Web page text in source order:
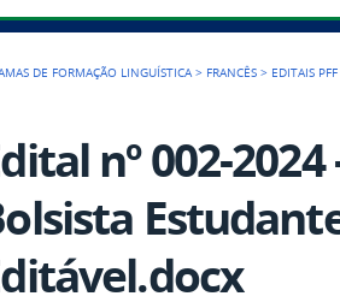
DE FORMAÇÃO LINGUÍSTICA > FRANCÊS > EDITAIS PFF
nº 002-2024